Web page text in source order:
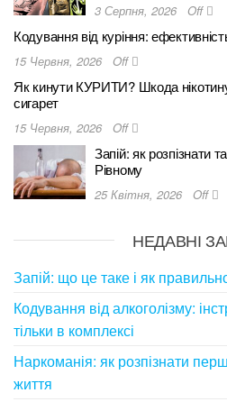
3 Серпня, 2026 Off
Кодування від куріння:
15 Червня, 2026 Off
Як кинути КУРИТИ? Шкода
сигарет
15 Червня, 2026 Off
Запій: як розпізнати
Рівному
25 Квітня, 2026 Off
НЕДАВНІ
Запій: що це таке і як
Кодування від алкоголізму:
тільки в комплексі
Наркоманія: як розпізнати
життя